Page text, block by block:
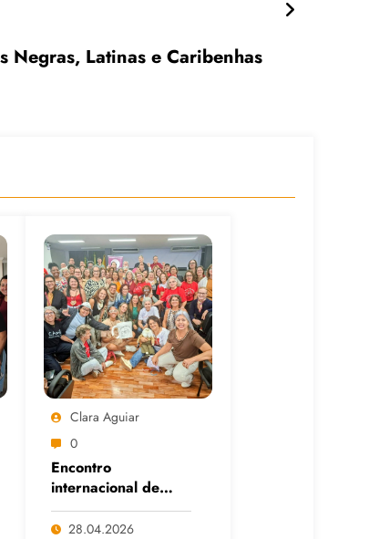
Negras, Latinas e Caribenhas
Clara Aguiar
0
Encontro
internacional de
Cafés com Paulo
Freire reafirma
28.04.2026